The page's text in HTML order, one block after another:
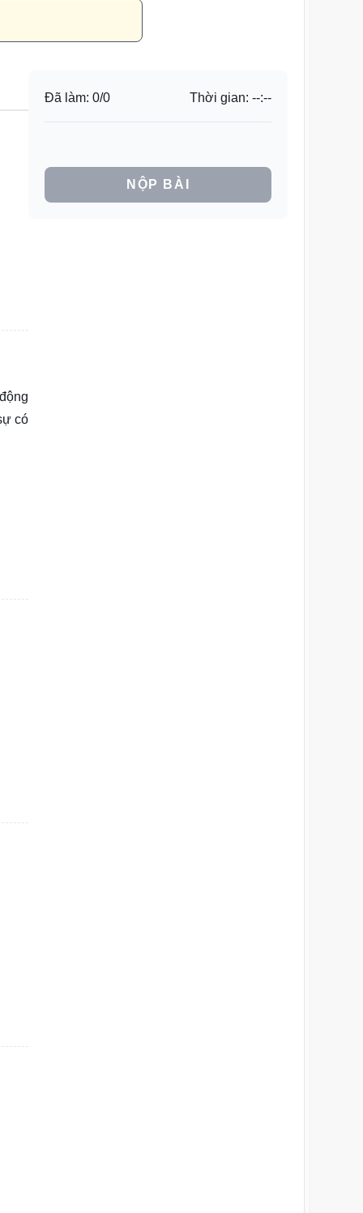
có
Đã làm:0/0 Thời gian: --:--
NỘP BÀI